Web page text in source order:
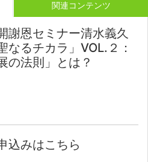
関連コンテンツ
謝恩セミナー清水義久
なるチカラ」VOL.２：
の法則」とは？
込みはこちら